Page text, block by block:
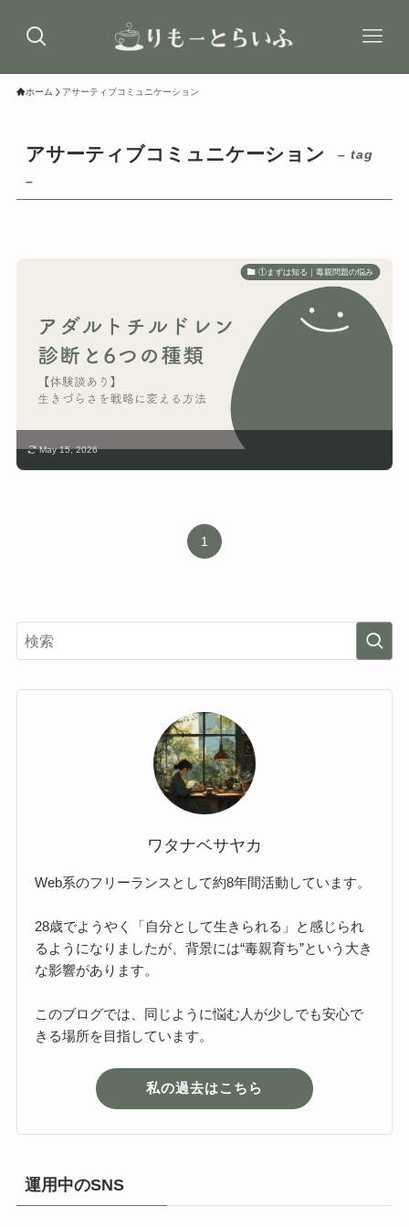
ホーム アサーティブコミュニケーション
アサーティブコミュニケーション
– tag
–
①まずは知る｜毒親問題の悩み
May 15, 2026
1
ワタナベサヤカ
Web系のフリーランスとして約8年間活動しています。
28歳でようやく「自分として生きられる」と感じられ
るようになりましたが、背景には“毒親育ち”という大き
な影響があります。
このブログでは、同じように悩む人が少しでも安心で
きる場所を目指しています。
私の過去はこちら
運用中のSNS